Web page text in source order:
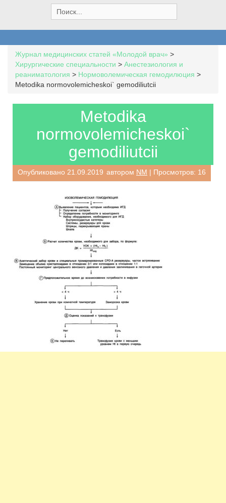
e
a
h
f
o
r
Журнал медицинских статей «Молодой врач» >
Хирургические специальности > Анестезиология и
реаниматология > Нормоволемическая гемодилюция >
Metodika normovolemicheskoi` gemodiliutcii
Metodika
normovolemicheskoi`
gemodiliutcii
Опубликовано 21.09.2019 автором NM | Просмотров: 16